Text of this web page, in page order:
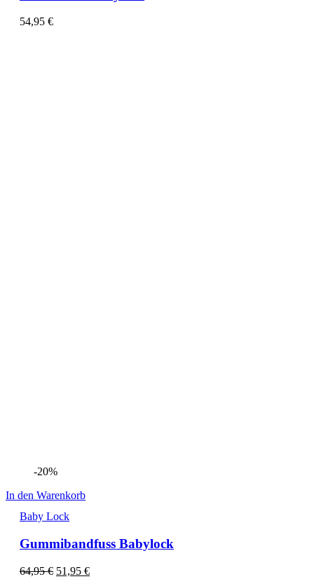
54,95 €
-20%
In den Warenkorb
Baby Lock
Gummibandfuss Babylock
64,95€ 51,95 €